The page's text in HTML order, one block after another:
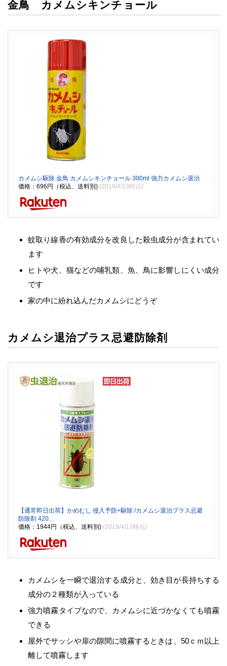
金鳥 カメムシキンチョール
カメムシ駆除 金鳥 カメムシキンチョール 300ml 強力カメムシ退治
価格：696円（税込、送料別) (2019/4/13時点)
蚊取り線香の有効成分を改良した殺虫成分が含まれてい
ます
ヒトや犬、猫などの哺乳類、魚、鳥に影響しにくい成分
です
家の中に紛れ込んだカメムシにどうぞ
カメムシ退治プラス忌避防除剤
【通常即日出荷】かめむし 侵入予防+駆除 /カメムシ退治プラス忌避
防除剤 420…
価格：1944円（税込、送料別) (2019/4/13時点)
カメムシを一瞬で退治する成分と、効き目が長持ちする
成分の２種類が入っている
強力噴霧タイプなので、カメムシに近づかなくても噴霧
できる
屋外でサッシや扉の隙間に噴霧するときは、50ｃｍ以上
離して噴霧します